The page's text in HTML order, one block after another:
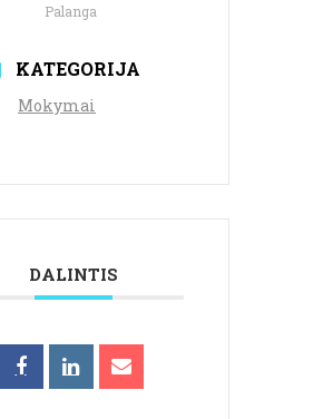
Palanga
KATEGORIJA
Mokymai
DALINTIS